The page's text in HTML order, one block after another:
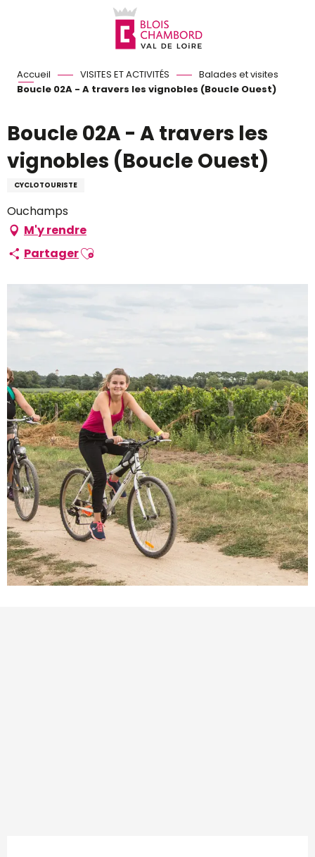
Accueil VISITES ET ACTIVITÉS
Balades et visites
Boucle 02A - A travers les vignobles (Boucle Ouest)
Boucle 02A - A travers les
vignobles (Boucle Ouest)
CYCLOTOURISTE
Ouchamps
M'y rendre
PartagerAjouter aux favoris